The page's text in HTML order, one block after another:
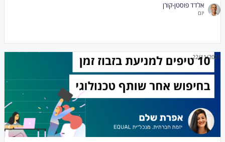
אלדד פוסטן-קורן
יזם
22/11/2021